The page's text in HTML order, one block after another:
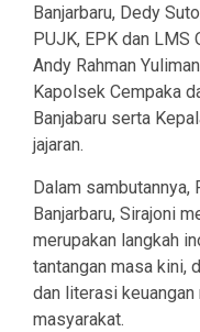
Banjarbaru, Dedy
PUJK, EPK dan LMS
Andy Rahman
Kapolsek Cempaka
Banjabaru serta
jajaran.
Dalam sambutannya,
Banjarbaru, Sirajoni
merupakan langkah
tantangan masa kini,
dan literasi
masyarakat.